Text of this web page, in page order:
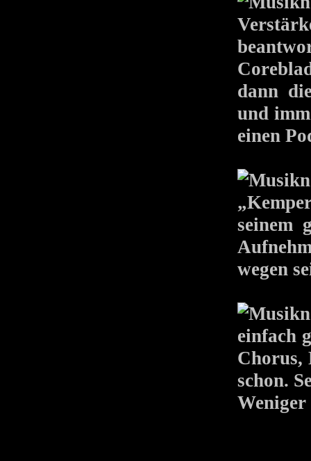
dann
und
einen
seinem
wegen
einfach
Chorus,
schon.